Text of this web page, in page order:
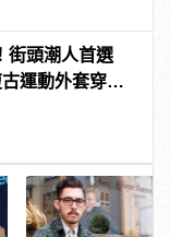
街頭潮人首選
運動外套穿搭